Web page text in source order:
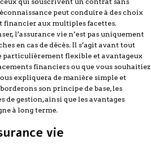
peut conduire à des choix
financier aux multiples facettes.
l’assurance vie n’est pas uniquement
en cas de décès. Il s’agit avant tout
particulièrement flexible et avantageux
financiers ou que vous souhaitiez
expliquera de manière simple et
son principe de base, les
gestion, ainsi que les avantages
à long terme.
vie